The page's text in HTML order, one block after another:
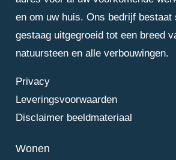
en om uw huis. Ons bedrijf bestaat
gestaag uitgegroeid tot een breed
natuursteen en alle verbouwingen.
Privacy
Leveringsvoorwaarden
Disclaimer beeldmateriaal
Wonen